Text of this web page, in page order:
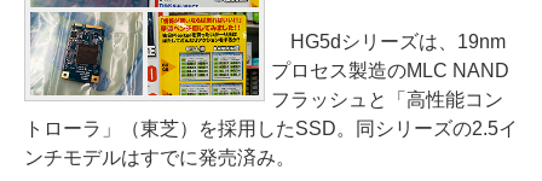
HG5dシリーズは、19nm
プロセス製造のMLC NAND
フラッシュと「高性能コン
トローラ」（東芝）を採用したSSD。同シリーズの2.5イ
ンチモデルはすでに発売済み。